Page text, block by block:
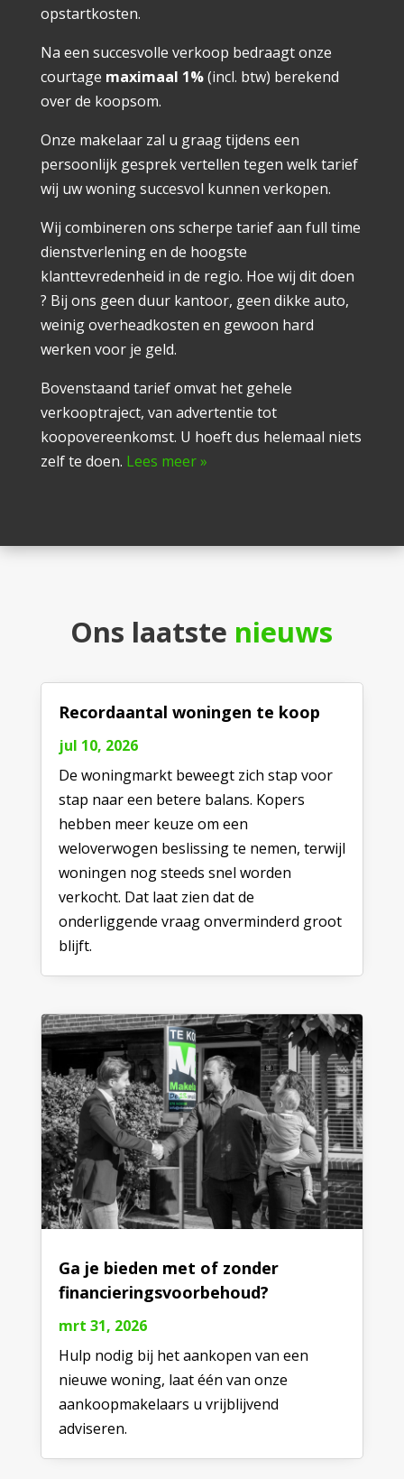
opstartkosten.
Na een succesvolle verkoop bedraagt onze
courtage maximaal 1%(incl. btw) berekend
over de koopsom.
Onze makelaar zal u graag tijdens een
persoonlijk gesprek vertellen tegen welk tarief
wij uw woning succesvol kunnen verkopen.
Wij combineren ons scherpe tarief aan full time
dienstverlening en de hoogste
klanttevredenheid in de regio. Hoe wij dit doen
? Bij ons geen duur kantoor, geen dikke auto,
weinig overheadkosten en gewoon hard
werken voor je geld.
Bovenstaand tarief omvat het gehele
verkooptraject, van advertentie tot
koopovereenkomst. U hoeft dus helemaal niets
zelf te doen. Lees meer »
Ons laatste nieuws
Recordaantal woningen te koop
jul 10, 2026
De woningmarkt beweegt zich stap voor
stap naar een betere balans. Kopers
hebben meer keuze om een
weloverwogen beslissing te nemen, terwijl
woningen nog steeds snel worden
verkocht. Dat laat zien dat de
onderliggende vraag onverminderd groot
blijft.
Ga je bieden met of zonder
financieringsvoorbehoud?
mrt 31, 2026
Hulp nodig bij het aankopen van een
nieuwe woning, laat één van onze
aankoopmakelaars u vrijblijvend
adviseren.